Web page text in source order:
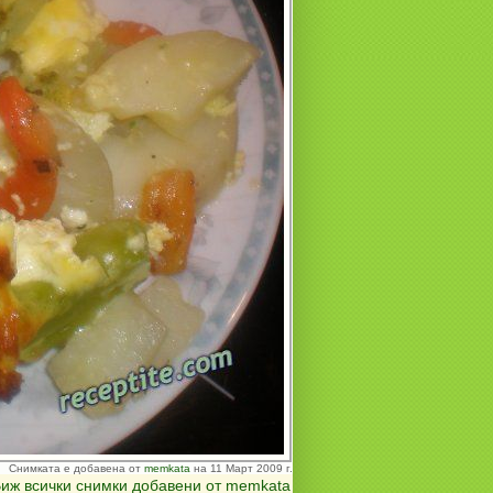
Снимката е добавена от memkata на 11 Март 2009 г.
всички снимки добавени от memkata